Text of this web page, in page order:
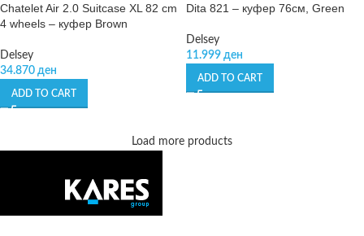
Chatelet Air 2.0 Suitcase XL 82 cm
4 wheels – куфер Brown
Delsey
34.870 ден
ADD TO CART
Dita 821 – куфер 76см, Green
Delsey
11.999 ден
ADD TO CART
Load more products